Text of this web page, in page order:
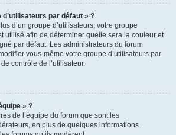
d’utilisateurs par défaut » ?
d’un groupe d’utilisateurs, votre groupe
utilisé afin de déterminer quelle sera la couleur et
par défaut. Les administrateurs du forum
vous-même votre groupe d’utilisateurs par
contrôle de l’utilisateur.
» ?
de l’équipe du forum que sont les
en plus de quelques informations